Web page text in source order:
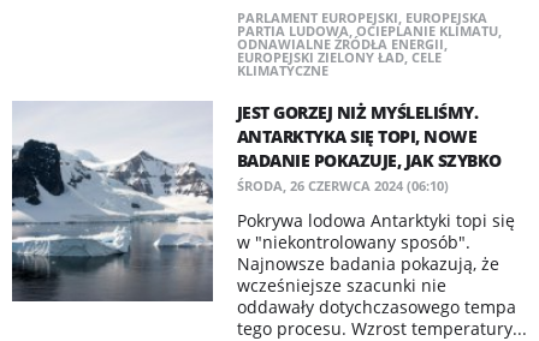
PARLAMENT EUROPEJSKI, EUROPEJSKA
PARTIA LUDOWA, OCIEPLANIE KLIMATU,
ODNAWIALNE ŹRÓDŁA ENERGII,
EUROPEJSKI ZIELONY ŁAD, CELE
KLIMATYCZNE
JEST GORZEJ NIŻ MYŚLELIŚMY.
ANTARKTYKA SIĘ TOPI, NOWE
BADANIE POKAZUJE, JAK SZYBKO
ŚRODA, 26 CZERWCA 2024 (06:10)
Pokrywa lodowa Antarktyki topi się
w "niekontrolowany sposób".
Najnowsze badania pokazują, że
wcześniejsze szacunki nie
oddawały dotychczasowego tempa
tego procesu. Wzrost temperatury...